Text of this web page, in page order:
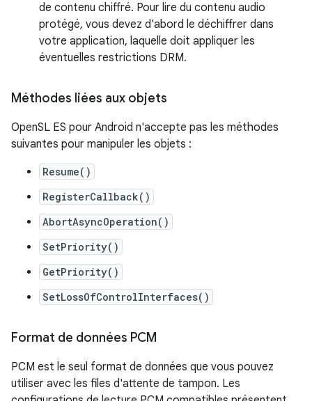
de contenu chiffré. Pour lire du contenu audio
protégé, vous devez d'abord le déchiffrer dans
votre application, laquelle doit appliquer les
éventuelles restrictions DRM.
Méthodes liées aux objets
OpenSL ES pour Android n'accepte pas les méthodes
suivantes pour manipuler les objets :
Resume()
RegisterCallback()
AbortAsyncOperation()
SetPriority()
GetPriority()
SetLossOfControlInterfaces()
Format de données PCM
PCM est le seul format de données que vous pouvez
utiliser avec les files d'attente de tampon. Les